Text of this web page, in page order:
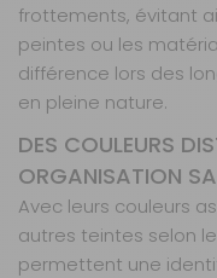
frottements, évitant
peintes ou les
différence lors des
en pleine nature.
DES COULEURS
ORGANISATION
Avec leurs couleurs
autres teintes selon
permettent une